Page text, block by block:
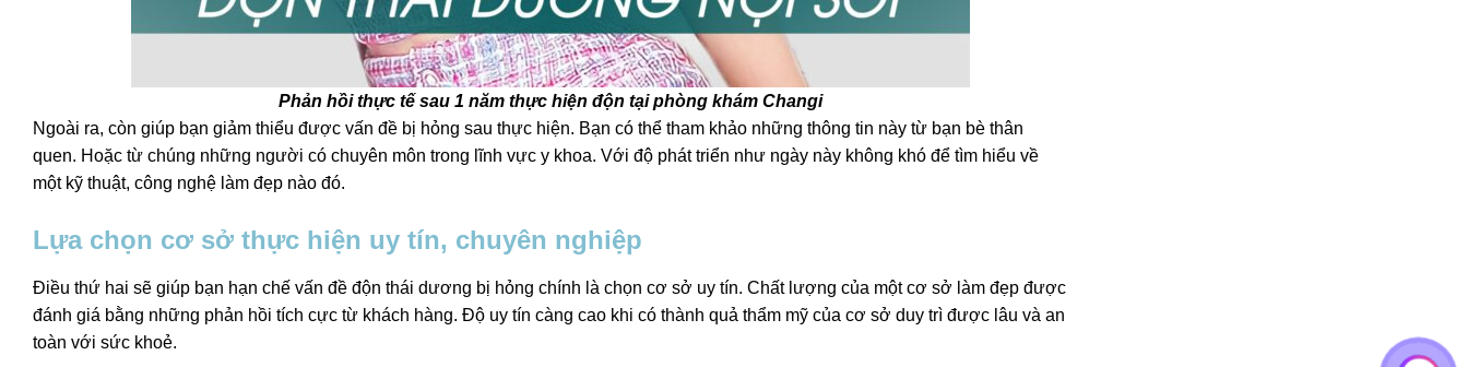
Phản hồi thực tế sau 1 năm thực hiện độn tại phòng khám Changi
Ngoài ra, còn giúp bạn giảm thiểu được vấn đề bị hỏng sau thực hiện. Bạn có thể tham khảo những thông tin này từ bạn bè thân
quen. Hoặc từ chúng những người có chuyên môn trong lĩnh vực y khoa. Với độ phát triển như ngày này không khó để tìm hiểu về
một kỹ thuật, công nghệ làm đẹp nào đó.
Lựa chọn cơ sở thực hiện uy tín, chuyên nghiệp
Điều thứ hai sẽ giúp bạn hạn chế vấn đề độn thái dương bị hỏng chính là chọn cơ sở uy tín. Chất lượng của một cơ sở làm đẹp được
đánh giá bằng những phản hồi tích cực từ khách hàng. Độ uy tín càng cao khi có thành quả thẩm mỹ của cơ sở duy trì được lâu và an
toàn với sức khoẻ.